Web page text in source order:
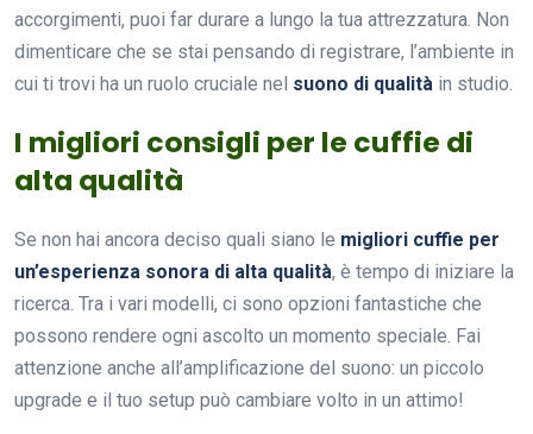
accorgimenti, puoi far durare a lungo la tua attrezzatura. Non
dimenticare che se stai pensando di registrare, l’ambiente in
cui ti trovi ha un ruolo cruciale nel suono di qualità in studio.
I migliori consigli per le cuffie di
alta qualità
Se non hai ancora deciso quali siano le migliori cuffie per
un’esperienza sonora di alta qualità, è tempo di iniziare la
ricerca. Tra i vari modelli, ci sono opzioni fantastiche che
possono rendere ogni ascolto un momento speciale. Fai
attenzione anche all’amplificazione del suono: un piccolo
upgrade e il tuo setup può cambiare volto in un attimo!